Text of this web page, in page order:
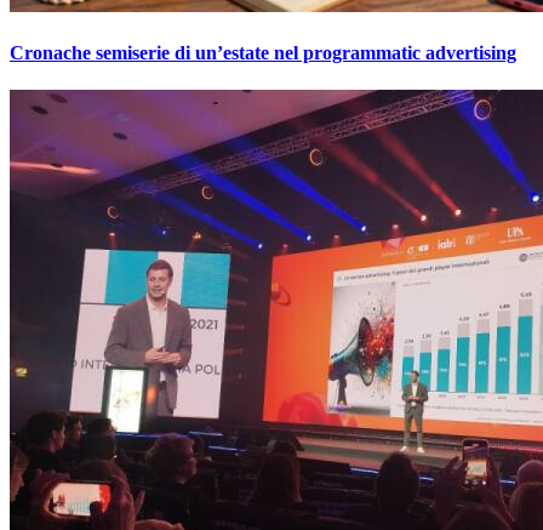
Cronache semiserie di un’estate nel programmatic advertising